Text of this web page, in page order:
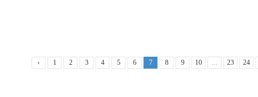
‹ 1 2 3 4 5 6 7 8 9 10 ... 23 24